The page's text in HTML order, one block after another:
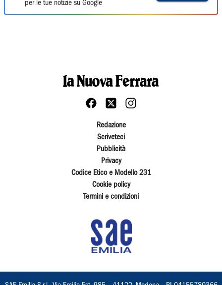
per le tue notizie su Google
Redazione
Scriveteci
Pubblicità
Privacy
Codice Etico e Modello 231
Cookie policy
Termini e condizioni